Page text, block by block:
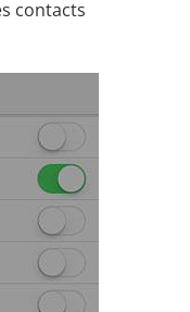
contacts